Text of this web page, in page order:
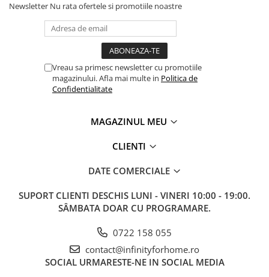
Newsletter Nu rata ofertele si promotiile noastre
Vreau sa primesc newsletter cu promotiile
magazinului. Afla mai multe in Politica de
Confidentialitate
MAGAZINUL MEU
CLIENTI
DATE COMERCIALE
SUPORT CLIENTI DESCHIS LUNI - VINERI 10:00 - 19:00.
SÂMBATA DOAR CU PROGRAMARE.
0722 158 055
contact@infinityforhome.ro
SOCIAL URMARESTE-NE IN SOCIAL MEDIA